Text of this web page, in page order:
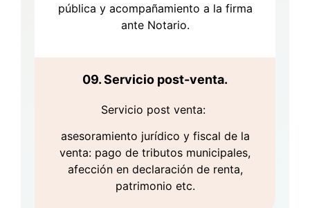
pública y acompañamiento a la firma
ante Notario.
09. Servicio post-venta.
Servicio post venta:
asesoramiento jurídico y fiscal de la
venta: pago de tributos municipales,
afección en declaración de renta,
patrimonio etc.